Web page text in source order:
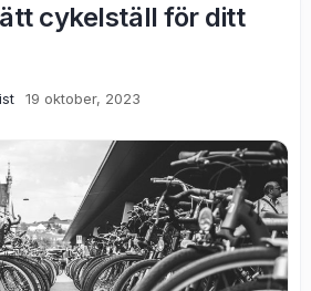
cykelställ för ditt
19 oktober, 2023